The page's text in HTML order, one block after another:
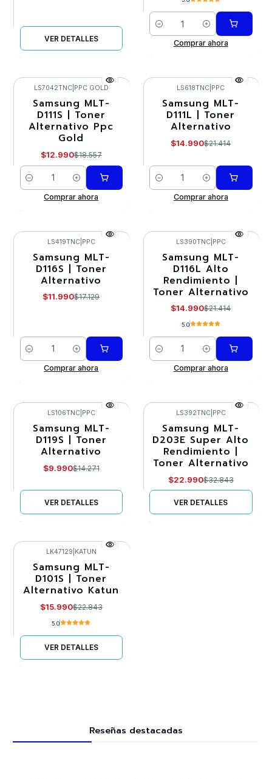
VER DETALLES
Cantidad
Comprar ahora
-30%
LS7042TNC| PPC GOLD
Samsung MLT-
D111S | Toner
Alternativo Ppc
Gold
$12.990$18.557
Cantidad
Comprar ahora
-30%
LS618TNC PPC
Samsung MLT-
D111L | Toner
Alternativo
$14.990$21.414
Cantidad
Comprar ahora
-30%
LS419TNC| PPC
Samsung MLT-
D116S | Toner
Alternativo
$11.990$17.129
Cantidad
Comprar ahora
-30%
LS390TNC| PPC
Samsung MLT-
D116L Alto
Rendimiento |
Toner Alternativo
$14.990$21.414
5.0
Cantidad
Comprar ahora
-30%
Agotado
LS106TNC| PPC
Samsung MLT-
D119S | Toner
Alternativo
$9.990$14.271
VER DETALLES
-30%
Agotado
LS392TNC| PPC
Samsung MLT-
D203E Super Alto
Rendimiento |
Toner Alternativo
$22.990$32.843
VER DETALLES
-30%
Agotado
LK47129 KATUN
Samsung MLT-
D101S | Toner
Alternativo Katun
$15.990$22.843
5.0
VER DETALLES
Reseñas destacadas